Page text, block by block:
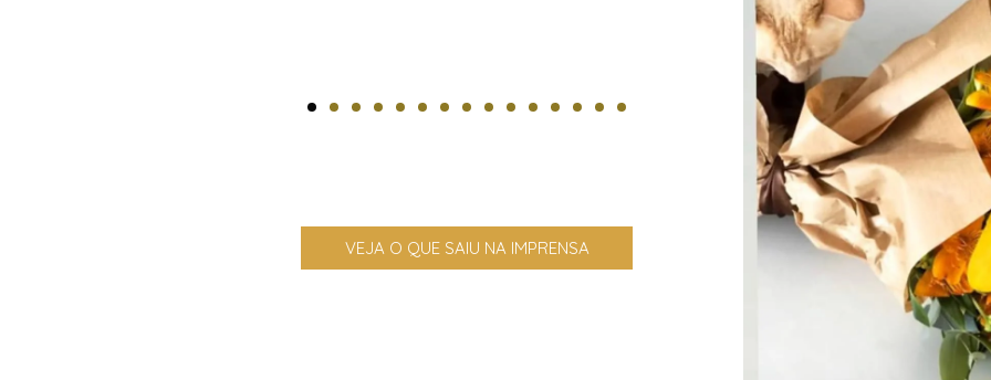
VEJA O QUE SAIU NA IMPRENSA